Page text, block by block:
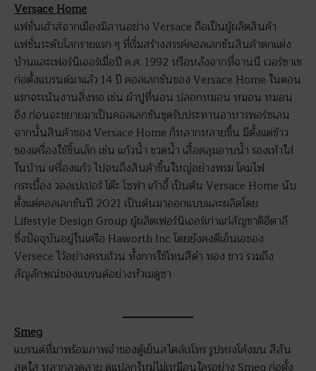
Versace Home
แฟชั่นเฮ้าส์จากเมืองมิลานอย่าง Versace ถือเป็นผู้ผลิตสินค้า
แฟชั่นระดับโลกรายแรก ๆ ที่เริ่มสร้างสรรค์คอลเลกชันสินค้าตกแต่ง
บ้านและเฟอร์นิเจอร์เมื่อปี ค.ศ. 1992 หรือหลังจากที่จานนี เวอร์ซาเช
ก่อตั้งแบรนด์มาแล้ว 14 ปี คอลเลกชันของ Versace Home ในตอน
แรกจะเน้นงานสิ่งทอ เช่น ผ้าปูที่นอน ปลอกหมอน หมอน หมอน
อิง ก่อนจะขยายมาเป็นคอลเลกชันชุดรับประทานอาหารพอร์ซเลน
จากนั้นสินค้าของ Versace Home ก็หลากหลายขึ้น มีตั้งแต่ข้าว
ของเครื่องใช้ชิ้นเล็ก เช่น แก้วน้ำ ขวดน้ำ เสื้อคลุมอาบน้ำ รองเท้าใส่
ในบ้าน เครื่องแก้ว ไปจนถึงสินค้าชิ้นใหญ่อย่างพรม โคมไฟ
กระเบื้อง วอลเปเปอร์ โต๊ะ โซฟา เก้าอี้ เป็นต้น Versace Home นับ
ตั้งแต่คอลเลกชันปี 2021 เป็นต้นมาออกแบบและผลิตโดย
Lifestyle Design Group ผู้ผลิตเฟอร์นิเจอร์เก่าแก่สัญชาติอิตาลี
ซึ่งปัจจุบันอยู่ในเครือ Haworth Inc โดยยังคงดีเอ็นเอของ
Versece ไว้อย่างครบถ้วน ทั้งการใช้โทนสีดำ ทอง ขาว รวมถึง
สัญลักษณ์ของแบรนด์อย่างหัวเมดูซา
Smeg
แบรนด์ที่มาพร้อมภาพจำของตู้เย็นสไตล์เรโทร รูปทรงโค้งมน สีสัน
สดใส หลากลวดลาย ดูแปลกใหม่ไม่เหมือนใครอย่าง Smeg ก่อตั้ง